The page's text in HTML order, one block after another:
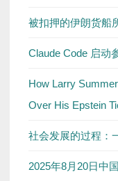
被扣押的伊朗货船
Claude Code 启动
How Larry
Over His Epstein
社会发展的过程：
2025年8月20日中